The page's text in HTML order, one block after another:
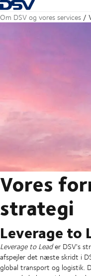
Tilbage til forsiden
Om DSV og vores services
Vores
strategi
Leverage to
Leverage to Leader DSV's
afspejler det næste skridt i
global transport og logistik.